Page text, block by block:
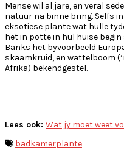
Mense wil al jare, en veral
natuur na binne bring. Selfs in
eksotiese plante wat hulle
het in potte in hul huise
Banks het byvoorbeeld
skaamkruid, en wattelboom
Afrika) bekendgestel.
Lees ook: Wat jy moet weet
badkamerplante